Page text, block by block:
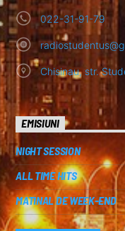
022-31-91-79
Chisinau, str.
EMISIUNI
NIGHT SESSION
ALL TIME HITS
MATINAL DE WEEK-END